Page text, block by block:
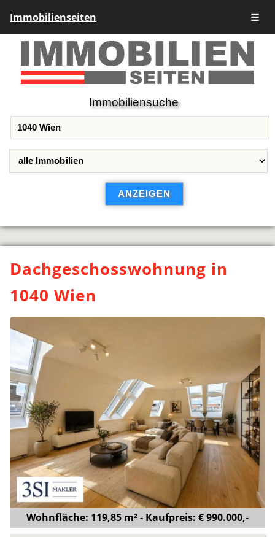
Immobilienseiten ☰
Immobiliensuche
Dachgeschosswohnung in
1040 Wien
Wohnfläche: 119,85 m² - Kaufpreis: € 990.000,-